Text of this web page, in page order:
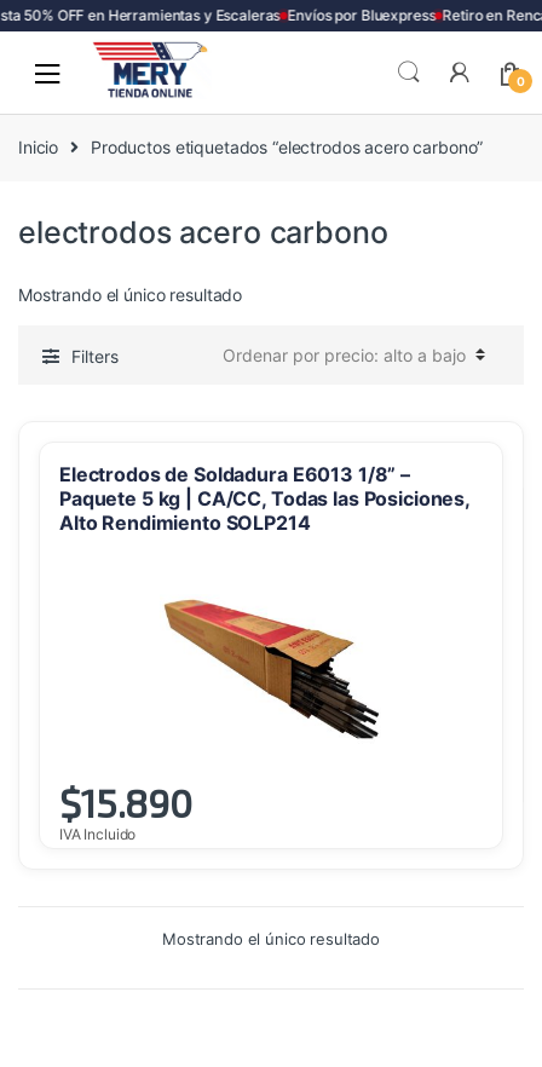
50% OFF en Herramientas y Escaleras Envíos por Bluexpress Retiro en
0
Inicio Productos etiquetados “electrodos acero carbono”
electrodos acero carbono
Mostrando el único resultado
Filters
Electrodos de Soldadura E6013 1/8” –
Paquete 5 kg | CA/CC, Todas las Posiciones,
Alto Rendimiento SOLP214
$15.890
IVA Incluido
Mostrando el único resultado